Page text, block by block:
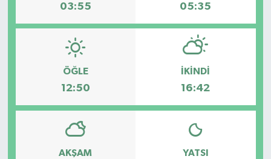
03:55 05:35
ÖĞLE
12:50
İKINDI
16:42
AKŞAM YATSI